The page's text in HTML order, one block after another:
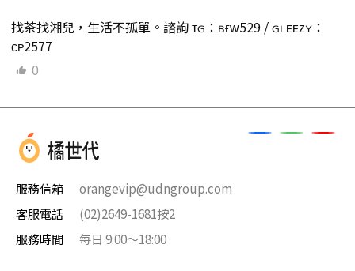
找茶找湘兒，生活不孤單。諮詢 ᴛɢ：ʙғᴡ529 / ɢʟᴇᴇᴢʏ：
ᴄᴘ2577
0
服務信箱
orangevip@udngroup.com
客服電話
(02)2649-1681按2
服務時間
每日 9:00～18:00